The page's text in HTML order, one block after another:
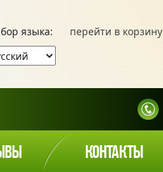
перейти в корзину
языка:
КОНТАКТЫ